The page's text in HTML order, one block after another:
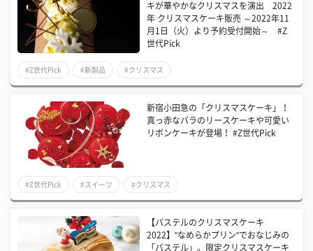
キが華やかなクリスマスを演出 2022
年 クリスマスケーキ販売 ～2022年11
月1日（火）より予約受付開始～ #Z
世代Pick
#Z世代Pick #新製品 #クリスマス
新宿小田急の「クリスマスケーキ」！
真っ赤なバラのリースケーキや可愛い
リボンケーキが登場！ #Z世代Pick
#Z世代Pick #スイーツ #クリスマス
【パステルのクリスマスケーキ
2022】"なめらかプリン"でおなじみの
「パステル」。限定クリスマスケーキ